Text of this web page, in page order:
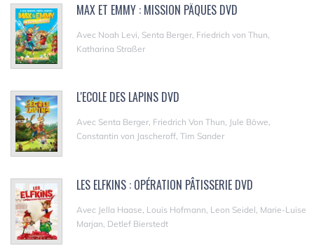
MAX ET EMMY : MISSION PÂQUES DVD
Avec Noah Levi, Senta Berger, Friedrich von Thun,
Katharina Straßer
L'ECOLE DES LAPINS DVD
Avec Senta Berger, Friedrich Von Thun, Jule Böwe,
Constantin von Jascheroff, Tim Sander
LES ELFKINS : OPÉRATION PÂTISSERIE DVD
Avec Jella Haase, Louis Hofmann, Leon Seidel, Marie-Luise
Marjan, Detlef Bierstedt